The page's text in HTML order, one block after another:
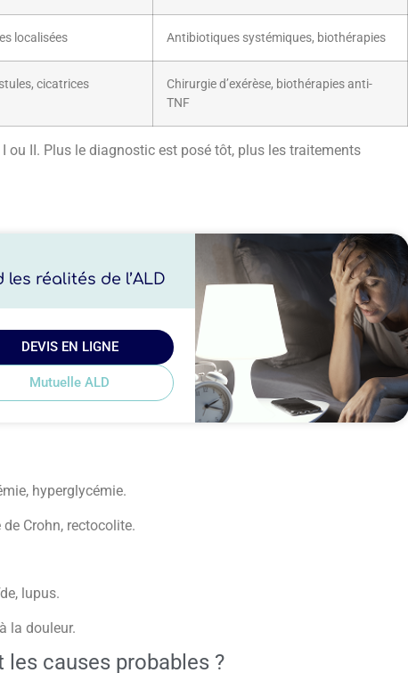
localisées Antibiotiques systémiques, biothérapies
cicatrices
Chirurgie d’exérèse, biothérapies anti-
TNF
II. Plus le diagnostic est posé tôt, plus les traitements
réalités de l’ALD
DEVIS EN LIGNE
Mutuelle ALD
hyperglycémie.
Crohn, rectocolite.
lupus.
la douleur.
causes probables ?